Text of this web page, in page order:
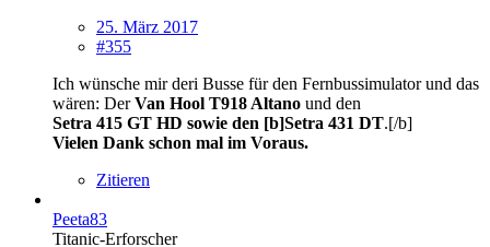
25. März 2017
#355
Ich wünsche mir deri Busse für den Fernbussimulator und das
wären: DerVan Hool T918 Altano und den
Setra 415 GT HD sowie den [b]Setra 431 DT.[/b]
Vielen Dank schon mal im Voraus.
Zitieren
Peeta83
Titanic-Erforscher